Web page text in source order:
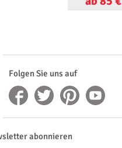
Folgen Sie uns auf
abonnieren